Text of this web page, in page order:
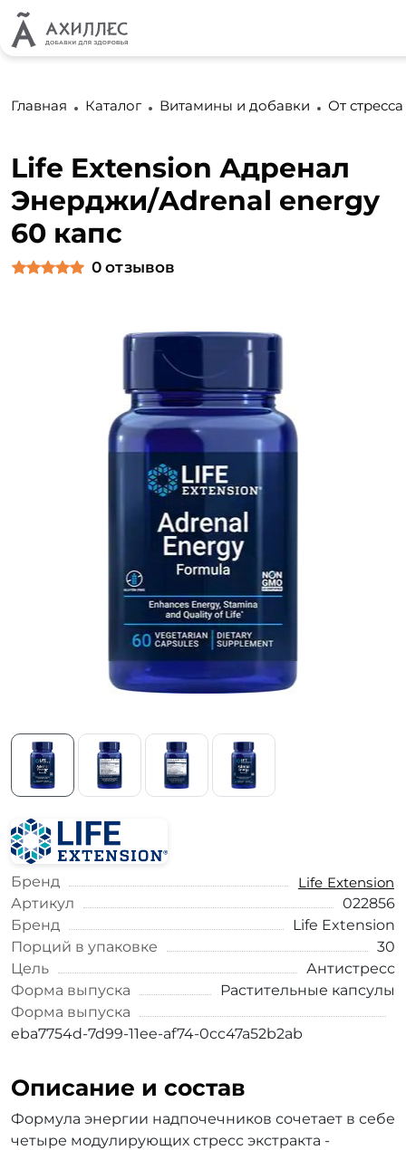
Главная Каталог Витамины и добавки От стресса
Life Extension Адренал
Энерджи/Adrenal energy
60 капс
0 отзывов
Бренд
Life Extension
Артикул
022856
Бренд
Life Extension
Порций в упаковке
30
Цель
Антистресс
Форма выпуска
Растительные капсулы
Форма выпуска
eba7754d-7d99-11ee-af74-0cc47a52b2ab
Описание и состав
Формула энергии надпочечников сочетает в себе
четыре модулирующих стресс экстракта -